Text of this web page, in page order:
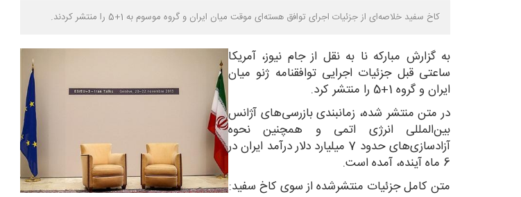
کاخ سفید خلاصه‌ای از جزئیات اجرای توافق هسته‌ای موقت میان ایران و گروه موسوم به 1+5 را منتشر کردند.
به گزارش مباركه نا به نقل از جام نیوز، آمریکا
ساعتی قبل جزئیات اجرایی توافقنامه ژنو میان
ایران و گروه 1+5 را منتشر کرد.
در متن منتشر شده، زمانبندی بازرسی‌های آژانس
بین‌المللی انرژی اتمی و همچنین نحوه
آزادسازی‌های حدود 7 میلیارد دلار درآمد ایران در
6 ماه آینده، آمده است.
متن کامل جزئیات منتشرشده از سوی کاخ سفید: